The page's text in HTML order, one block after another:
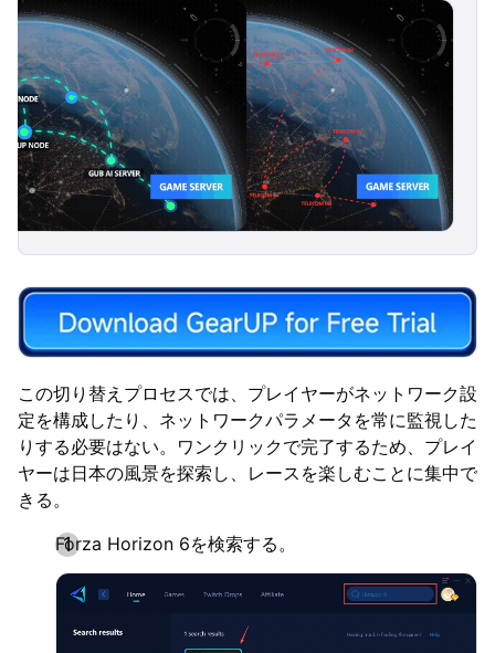
この切り替えプロセスでは、プレイヤーがネットワーク設
定を構成したり、ネットワークパラメータを常に監視した
りする必要はない。ワンクリックで完了するため、プレイ
ヤーは日本の風景を探索し、レースを楽しむことに集中で
きる。
Forza Horizon 6を検索する。